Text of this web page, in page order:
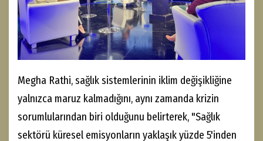
Megha Rathi, sağlık sistemlerinin iklim değişikliğine
yalnızca maruz kalmadığını, aynı zamanda krizin
sorumlularından biri olduğunu belirterek, "Sağlık
sektörü küresel emisyonların yaklaşık yüzde 5'inden